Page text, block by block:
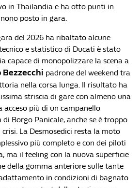
in Thailandia e ha otto punti in
posto in gara.
del 2026 ha ribaltato alcune
e statistico di Ducati è stato
capace di monopolizzare la scena a
Bezzecchi padrone del weekend tra
nella corsa lunga. Il risultato ha
striscia di gare con almeno una
acceso più di un campanello
di Borgo Panicale, anche se è troppo
La Desmosedici resta la moto
più completo e con dei piloti
ma il feeling con la nuova superficie
della gomma anteriore sulle tante
in condizioni di bagnato